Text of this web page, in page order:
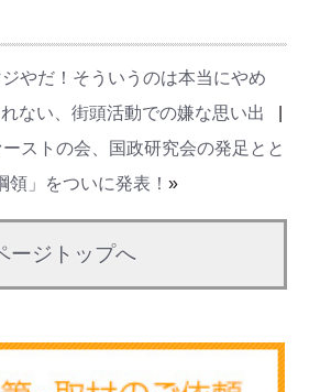
ジやだ！そういうのは本当にやめ
ない、街頭活動での嫌な思い出
ストの会、国政研究会の発足とと
領」をついに発表！ »
ージトップへ